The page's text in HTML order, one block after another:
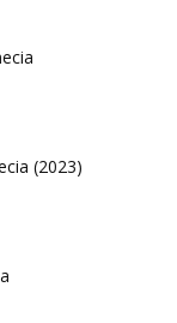
(2023)